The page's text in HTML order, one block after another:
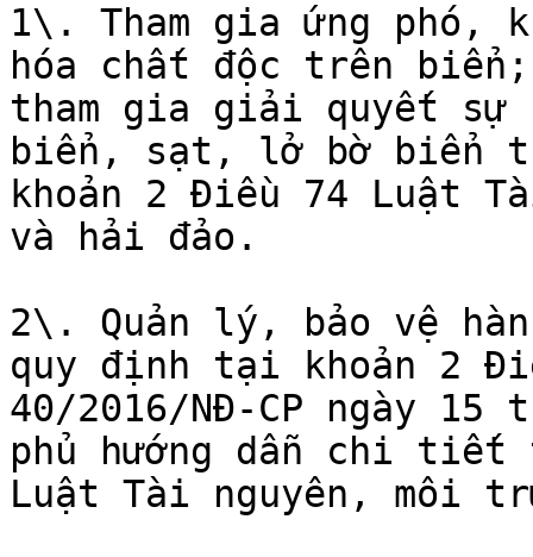
1\. Tham gia ứng phó,
hóa chất độc trên
tham gia giải quyết sự
biển, sạt, lở bờ biển
khoản 2 Điều 74 Luật
và hải đảo.
2\. Quản lý, bảo vệ
quy định tại khoản 2
40/2016/NĐ-CP ngày 15
phủ hướng dẫn chi tiết
Luật Tài nguyên, môi